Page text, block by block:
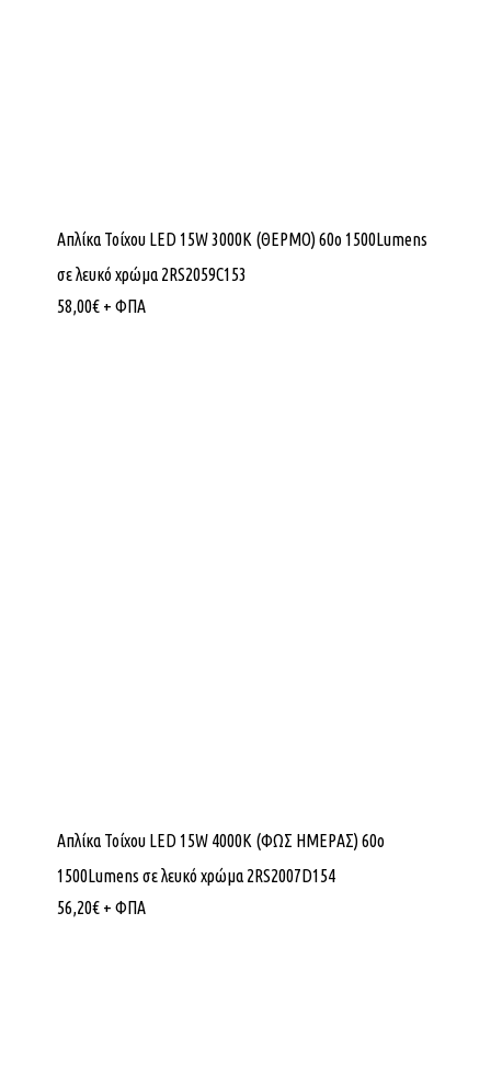
Απλίκα Τοίχου LED 15W 3000K (ΘΕΡΜΟ) 60ο 1500Lumens
σε λευκό χρώμα 2RS2059C153
58,00€ + ΦΠΑ
Απλίκα Τοίχου LED 15W 4000K (ΦΩΣ ΗΜΕΡΑΣ) 60ο
1500Lumens σε λευκό χρώμα 2RS2007D154
56,20€ + ΦΠΑ